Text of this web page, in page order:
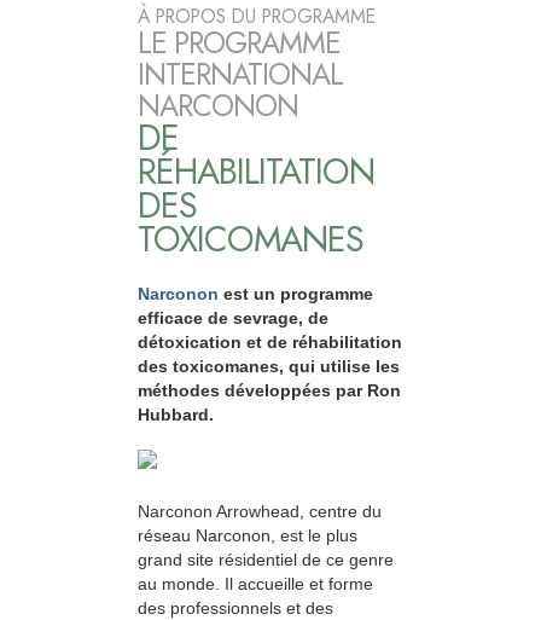
À PROPOS DU PROGRAMME
LE PROGRAMME
INTERNATIONAL
NARCONON
DE
RÉHABILITATION
DES
TOXICOMANES
Narconon est un programme
efficace de sevrage, de
détoxication et de réhabilitation
des toxicomanes, qui utilise les
méthodes développées par Ron
Hubbard.
Narconon Arrowhead, centre du
réseau Narconon, est le plus
grand site résidentiel de ce genre
au monde. Il accueille et forme
des professionnels et des